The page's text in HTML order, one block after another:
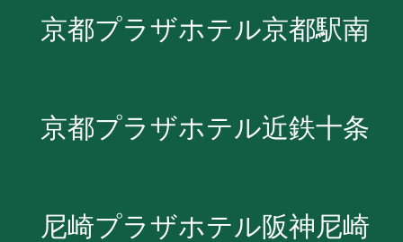
京都プラザホテル京都駅南
京都プラザホテル近鉄十条
尼崎プラザホテル阪神尼崎